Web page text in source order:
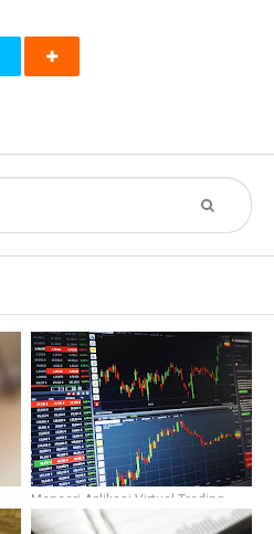
Mencari Aplikasi Virtual Trading
Gratis